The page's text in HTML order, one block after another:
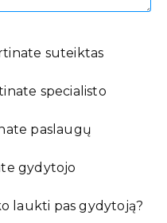
suteiktas
specialisto
paslaugų
gydytojo
laukti pas gydytoją?